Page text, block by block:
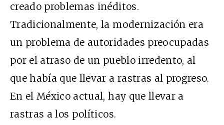
creado problemas inéditos.
Tradicionalmente, la modernización era
un problema de autoridades preocupadas
por el atraso de un pueblo irredento, al
que había que llevar a rastras al progreso.
En el México actual, hay que llevar a
rastras a los políticos.